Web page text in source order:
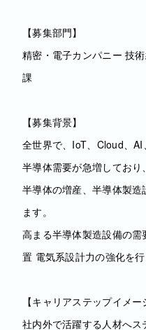
【募集部門】
精密・電子カンパニー 技
課
【募集背景】
全世界で、IoT、Cloud、
半導体需要が急増しており、
半導体の増産、半導体製
ます。
高まる半導体製造設備の
置 電気系設計力の強化を行
【キャリアステップイメー
社内外で活躍する人材へ